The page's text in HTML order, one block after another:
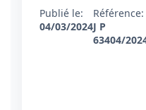
Publié le:
04/03/2024
Référence:
J P
63404/